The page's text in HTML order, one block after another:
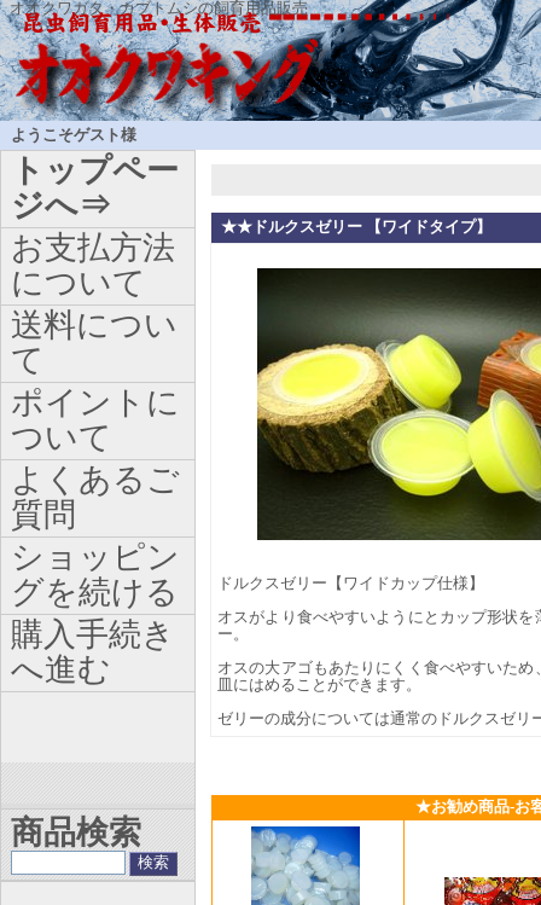
オオクワガタ・カブトムシの飼育用品販売
ようこそゲスト様
★★ドルクスゼリー 【ワイドタイプ】
ドルクスゼリー【ワイドカップ仕様】
オスがより食べやすいようにとカップ形状
ー。
オスの大アゴもあたりにくく食べやすいた
皿にはめることができます。
ゼリーの成分については通常のドルクスゼリ
★お勧め商品-お
トップペー
ジへ⇒
お支払方法
について
送料につい
て
ポイントに
ついて
よくあるご
質問
ショッピン
グを続ける
購入手続き
へ進む
商品検索